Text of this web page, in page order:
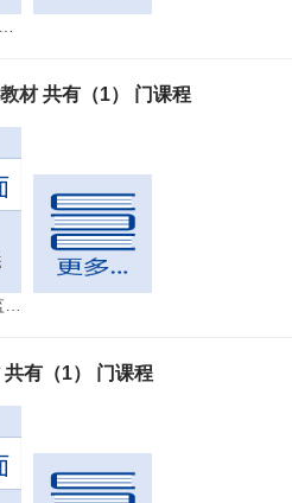
材 共有（1） 门课程
共有（1） 门课程